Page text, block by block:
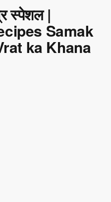
स्पेशल |
Samak
ka Khana